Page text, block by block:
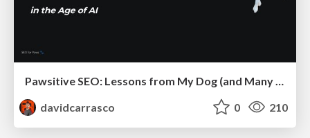
davidcarrasco
0 210